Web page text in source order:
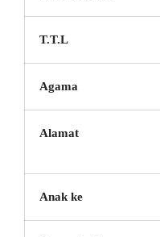
T.T.L
Agama
Alamat
Anak ke